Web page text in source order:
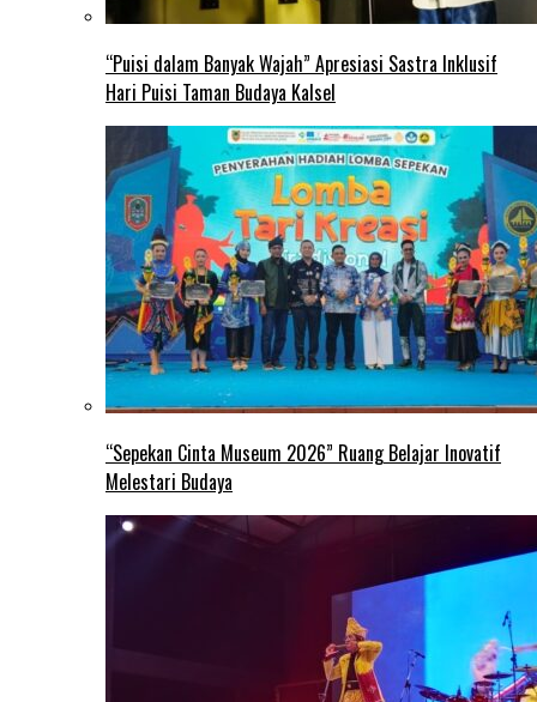
“Puisi dalam Banyak Wajah” Apresiasi Sastra Inklusif
Hari Puisi Taman Budaya Kalsel
“Sepekan Cinta Museum 2026” Ruang Belajar Inovatif
Melestari Budaya